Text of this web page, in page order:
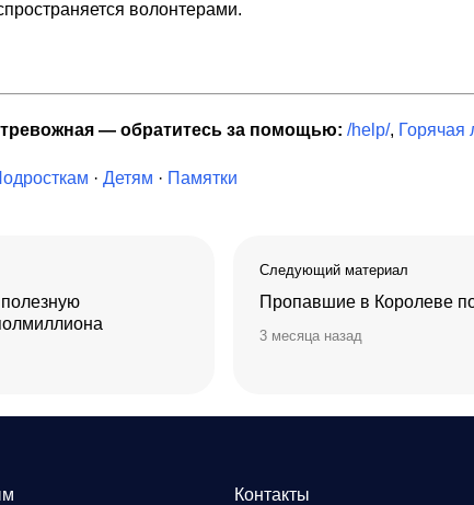
волонтерами.
тревожная — обратитесь за помощью: /help/, Горячая
·Детям · Памятки
Следующий материал
Пропавшие в Королеве
3 месяца назад
Контакты